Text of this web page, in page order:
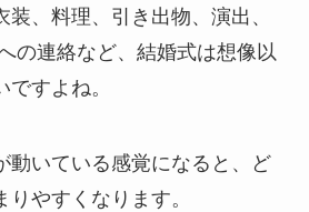
、料理、引き出物、演出、
の連絡など、結婚式は想像以
すよね。
動いている感覚になると、ど
やすくなります。